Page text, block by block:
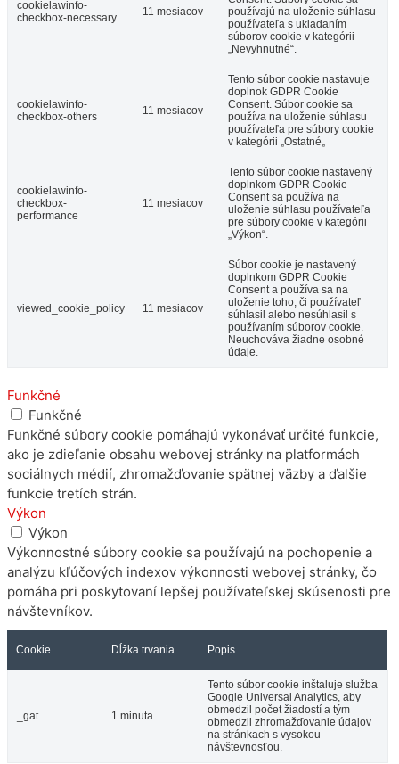
cookielawinfo-
checkbox-necessary
11 mesiacov
používajú na uloženie súhlasu
používateľa s ukladaním
súborov cookie v kategórii
„Nevyhnutné“.
cookielawinfo-
checkbox-others
11 mesiacov
Tento súbor cookie nastavuje
doplnok GDPR Cookie
Consent. Súbor cookie sa
používa na uloženie súhlasu
používateľa pre súbory cookie
v kategórii „Ostatné„
cookielawinfo-
checkbox-
performance
11 mesiacov
Tento súbor cookie nastavený
doplnkom GDPR Cookie
Consent sa používa na
uloženie súhlasu používateľa
pre súbory cookie v kategórii
„Výkon“.
viewed_cookie_policy 11 mesiacov
Súbor cookie je nastavený
doplnkom GDPR Cookie
Consent a používa sa na
uloženie toho, či používateľ
súhlasil alebo nesúhlasil s
používaním súborov cookie.
Neuchováva žiadne osobné
údaje.
Funkčné
Funkčné
Funkčné súbory cookie pomáhajú vykonávať určité funkcie,
ako je zdieľanie obsahu webovej stránky na platformách
sociálnych médií, zhromažďovanie spätnej väzby a ďalšie
funkcie tretích strán.
Výkon
Výkon
Výkonnostné súbory cookie sa používajú na pochopenie a
analýzu kľúčových indexov výkonnosti webovej stránky, čo
pomáha pri poskytovaní lepšej používateľskej skúsenosti pre
návštevníkov.
Cookie Dĺžka trvania Popis
_gat 1 minuta
Tento súbor cookie inštaluje služba
Google Universal Analytics, aby
obmedzil počet žiadostí a tým
obmedzil zhromažďovanie údajov
na stránkach s vysokou
návštevnosťou.